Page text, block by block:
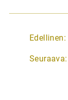
A
t
Edellinen:
Seuraava: